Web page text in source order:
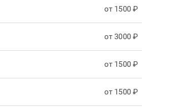
от 1500 ₽
от 3000 ₽
от 1500 ₽
от 1500 ₽